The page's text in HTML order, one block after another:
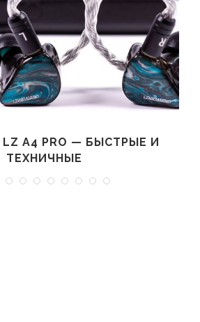
A4 PRO — БЫСТРЫЕ И
ТЕХНИЧНЫЕ